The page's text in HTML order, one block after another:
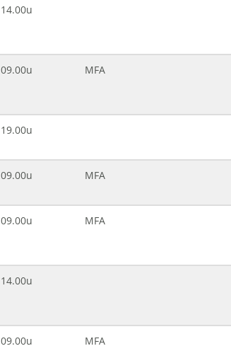
14.00u
09.00u MFA
19.00u
09.00u MFA
09.00u MFA
14.00u
09.00u MFA